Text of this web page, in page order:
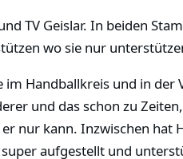
TV Geislar. In beiden
wo sie nur
Handballkreis und in der
und das schon zu
nur kann. Inzwischen hat
aufgestellt und